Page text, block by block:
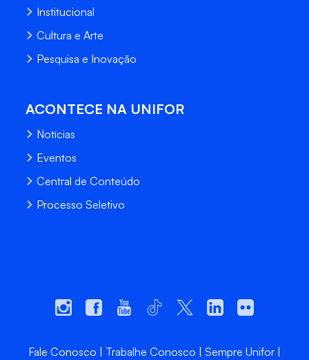
Institucional
Cultura e Arte
Pesquisa e Inovação
ACONTECE NA UNIFOR
Notícias
Eventos
Central de Conteúdo
Processo Seletivo
Fale Conosco Trabalhe Conosco
Sempre Unifor